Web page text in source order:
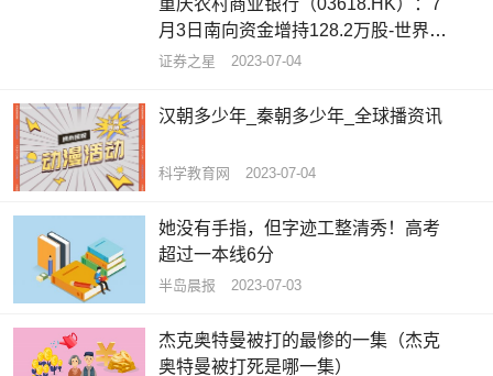
重庆农村商业银行（03618.HK）：7
月3日南向资金增持128.2万股-世界今
亮点
证券之星 2023-07-04
汉朝多少年_秦朝多少年_全球播资讯
科学教育网 2023-07-04
她没有手指，但字迹工整清秀！高考
超过一本线6分
半岛晨报 2023-07-03
杰克奥特曼被打的最惨的一集（杰克
奥特曼被打死是哪一集）